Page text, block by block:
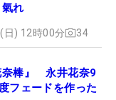
れ
日) 12時00分 34
奈棒』 永井花奈9
フェードを作った